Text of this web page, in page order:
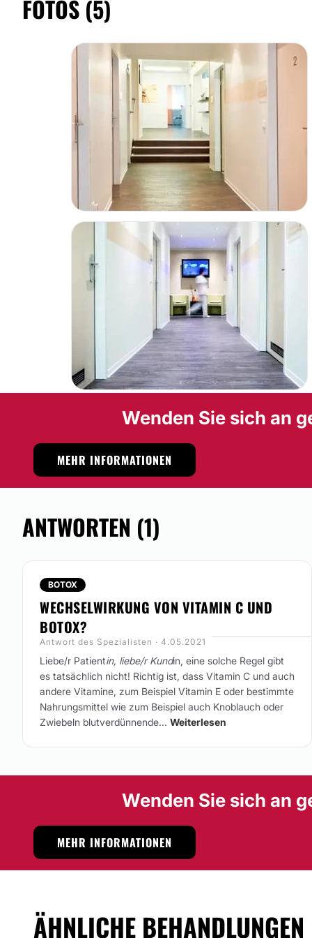
FOTOS (5)
Wenden Sie sich an
MEHR INFORMATIONEN
ANTWORTEN (1)
BOTOX
WECHSELWIRKUNG VON VITAMIN C UND
BOTOX?
Antwort des Spezialisten · 4.05.2021
Liebe/r Patientin, liebe/r Kundin, eine solche Regel gibt
es tatsächlich nicht! Richtig ist, dass Vitamin C und auch
andere Vitamine, zum Beispiel Vitamin E oder bestimmte
Nahrungsmittel wie zum Beispiel auch Knoblauch oder
Zwiebeln blutverdünnende... Weiterlesen
Wenden Sie sich an
MEHR INFORMATIONEN
ÄHNLICHE BEHANDLUNGEN